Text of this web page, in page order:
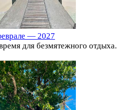
— 2027
для безмятежного отдыха.